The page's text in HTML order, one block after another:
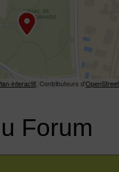
interactif , Contributeurs d'
Forum